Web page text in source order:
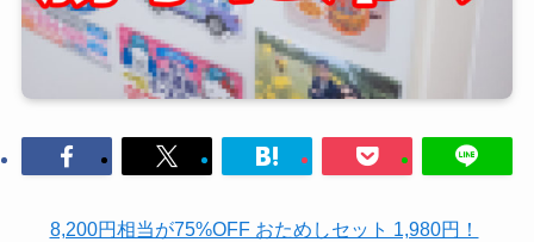
8,200円相当が75%OFF おためしセット 1,980円！